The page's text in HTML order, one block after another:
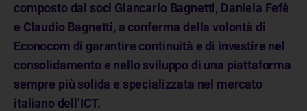
composto dai soci Giancarlo Bagnetti, Daniela Fefè
e Claudio Bagnetti, a conferma della volontà di
Econocom di garantire continuità e di investire nel
consolidamento e nello sviluppo di una piattaforma
sempre più solida e specializzata nel mercato
italiano dell’ICT.